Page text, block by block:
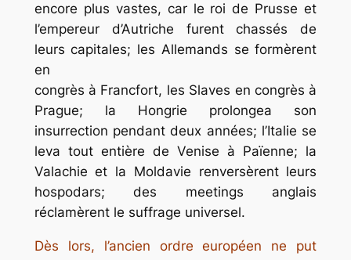
encore plus vastes, car le roi de Prusse et
l’empereur d’Autriche furent chassés de
leurs capitales; les Allemands se formèrent
en
congrès à Francfort, les Slaves en congrès à
Prague; la Hongrie prolongea son
insurrection pendant deux années; l’Italie se
leva tout entière de Venise à Païenne; la
Valachie et la Moldavie renversèrent leurs
hospodars; des meetings anglais
réclamèrent le suffrage universel.
Dès lors, l’ancien ordre européen ne put